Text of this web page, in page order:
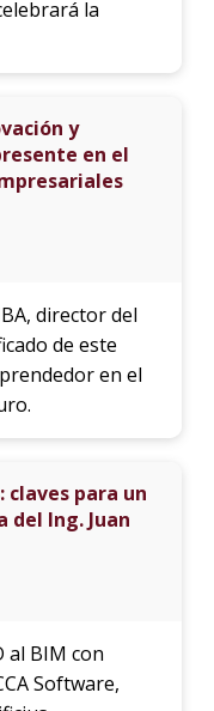
la
y
en el
director del
de este
en el
claves para un
del Ing. Juan
al BIM con
Software,